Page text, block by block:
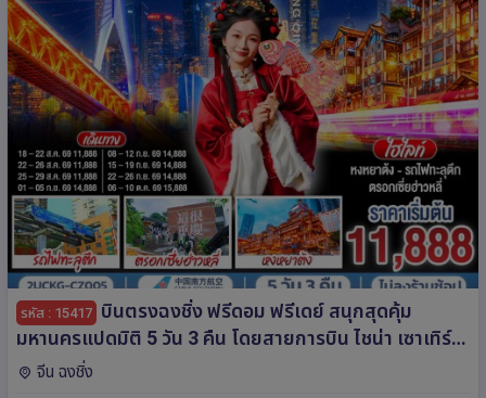
รหัส : 15417 บินตรงฉงชิ่ง ฟรีดอม ฟรีเดย์ สนุกสุดคุ้ม
มหานครแปดมิติ 5 วัน 3 คืน โดยสายการบิน ไชน่า เซาเทิร์น
(CZ)จีน ฉงชิ่ง